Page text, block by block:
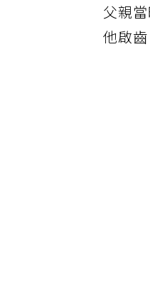
父親
他啟齒